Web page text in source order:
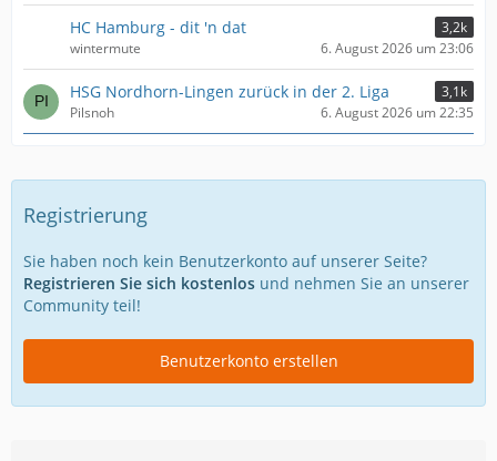
HC Hamburg - dit 'n dat
3,2k
wintermute
6. August 2026 um 23:06
HSG Nordhorn-Lingen zurück in der 2. Liga
3,1k
Pilsnoh
6. August 2026 um 22:35
Registrierung
Sie haben noch kein Benutzerkonto auf unserer Seite?
Registrieren Sie sich kostenlos und nehmen Sie an unserer
Community teil!
Benutzerkonto erstellen